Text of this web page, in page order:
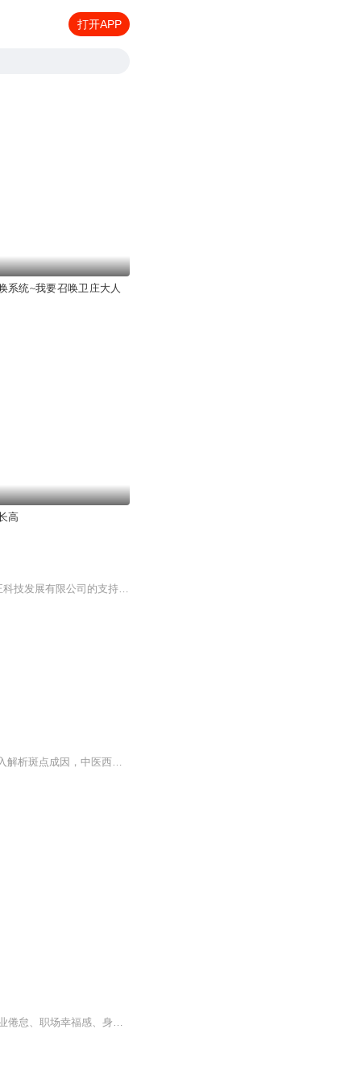
打开APP
系统~我要召唤卫庄大人
高
“会长带你做民宿”，是张晓军会长和中国旅游协会民宿客栈与精品酒店分会，在北京唐堂正正科技发展有限公司的支持下，本着“服务行业、服务会员”原则，面向广大会员推出的在线公益公开课。每周四晚9:00-10:00，通过“会长带你做民宿”微信群，为您讲解民...
《皮肤为什么会长斑》系列专辑，由医术精湛、健康管理师认证的中医西医爱好者撰写。深入解析斑点成因，中医西医结合，系统讲解斑点成因、预防和调理方法。幽默轻松的语言风格，带你轻松了解斑点问题，告别斑点困扰。快来一探究竟，让斑点远离你的美丽人生...
本书融合心理、文化、原生家庭等多角度分析50个案例，专业解读职业转型、跨界发展、职业倦怠、职场幸福感、身心灵体验，带你展开自我探索与觉醒的英雄之旅